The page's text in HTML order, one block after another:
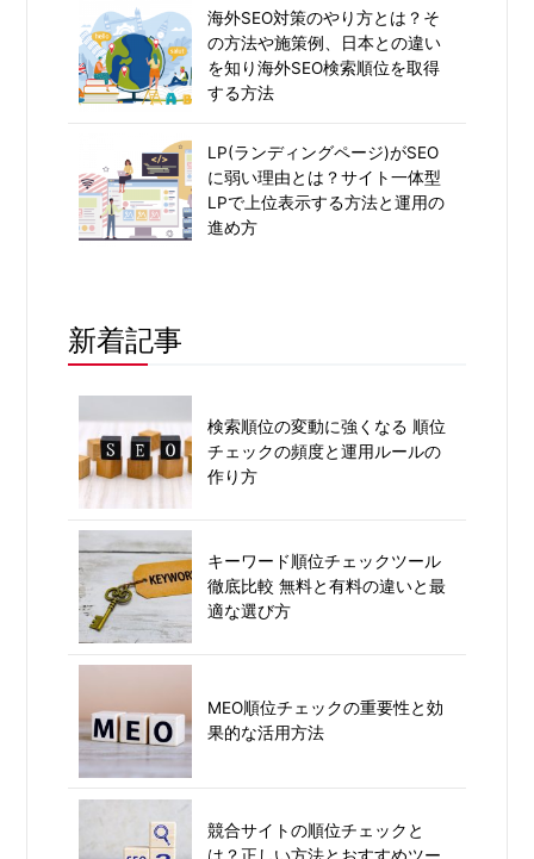
海外SEO対策のやり方とは？そ
の方法や施策例、日本との違い
を知り海外SEO検索順位を取得
する方法
LP(ランディングページ)がSEO
に弱い理由とは？サイト一体型
LPで上位表示する方法と運用の
進め方
新着記事
検索順位の変動に強くなる 順位
チェックの頻度と運用ルールの
作り方
キーワード順位チェックツール
徹底比較 無料と有料の違いと最
適な選び方
MEO順位チェックの重要性と効
果的な活用方法
競合サイトの順位チェックと
は？正しい方法とおすすめツー